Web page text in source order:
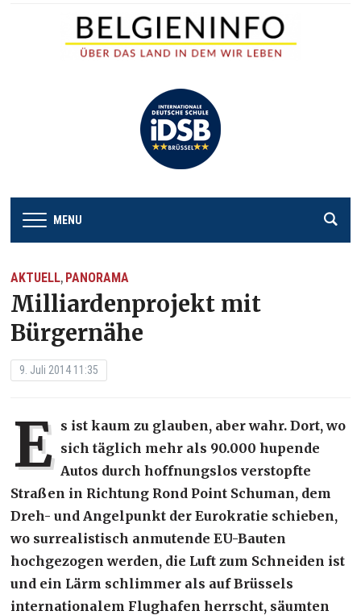
MENU
AKTUELL, PANORAMA
Milliardenprojekt mit
Bürgernähe
9. Juli 2014 11:35
E s ist kaum zu glauben, aber wahr. Dort, wo
sich täglich mehr als 90.000 hupende
Autos durch hoffnungslos verstopfte
Straßen in Richtung Rond Point Schuman, dem
Dreh- und Angelpunkt der Eurokratie schieben,
wo surrealistisch anmutende EU-Bauten
hochgezogen werden, die Luft zum Schneiden ist
und ein Lärm schlimmer als auf Brüssels
internationalem Flughafen herrscht, säumten